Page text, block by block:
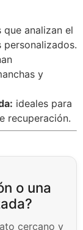
que analizan el
y
ideales para
recuperación.
o una
cercano y